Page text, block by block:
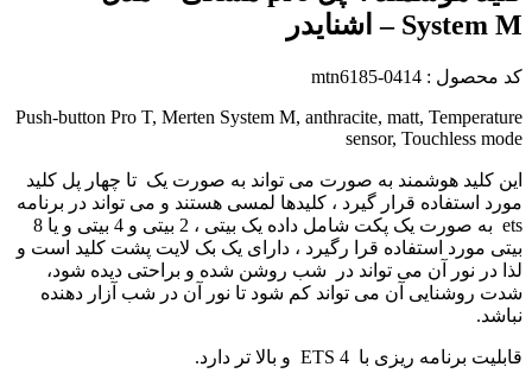
System M – اشنایدر
کد محصول : mtn6185-0414
Push-button Pro T, Merten System M, anthracite, matt, Temperature
sensor, Touchless mode
این کلید هوشمند به صورت می تواند به صورت یک تا چهار پل کلید
مورد استفاده قرار گیرد ، کلیدها لمسی هستند و می تواند در برنامه
ets به صورت یک پکت شامل داده یک بیتی ، 2 بیتی و 4 بیتی و یا 8
بیتی مورد استفاده قرا رگیرد ، دارای یک بک لایت پشت کلید است و
لذا در نور آن می تواند در شب روشن شده و براحتی دیده شود،
شدت روشنایی آن می تواند کم شود تا نور آن در شب آزار دهنده
نباشد.
قابلیت برنامه ریزی با ETS 4 و بالا تر دارد.